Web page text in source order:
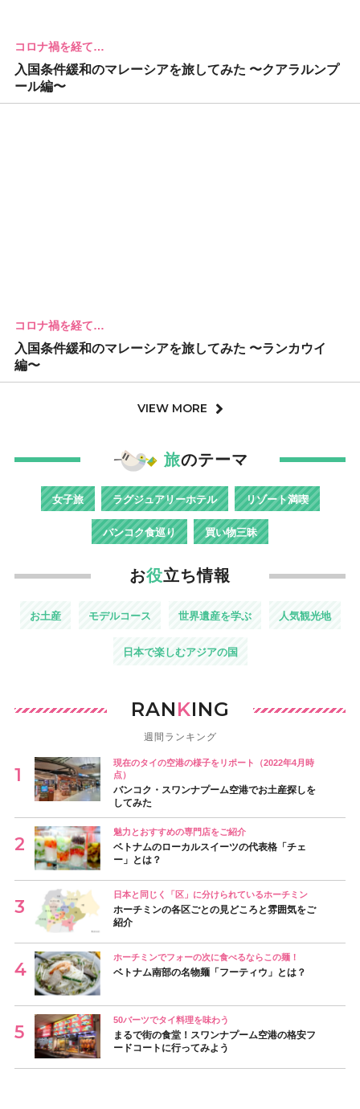
コロナ禍を経て…
入国条件緩和のマレーシアを旅してみた 〜クアラルンプ
ール編〜
コロナ禍を経て…
入国条件緩和のマレーシアを旅してみた 〜ランカウイ
編〜
VIEW MORE
旅のテーマ
女子旅 ラグジュアリーホテル リゾート満喫
バンコク食巡り 買い物三昧
お役立ち情報
お土産 モデルコース 世界遺産を学ぶ 人気観光地
日本で楽しむアジアの国
RANKING
週間ランキング
現在のタイの空港の様子をリポート（2022年4月時
点）
バンコク・スワンナプーム空港でお土産探しを
してみた
魅力とおすすめの専門店をご紹介
ベトナムのローカルスイーツの代表格「チェ
ー」とは？
日本と同じく「区」に分けられているホーチミン
ホーチミンの各区ごとの見どころと雰囲気をご
紹介
ホーチミンでフォーの次に食べるならこの麺！
ベトナム南部の名物麺「フーティウ」とは？
50バーツでタイ料理を味わう
まるで街の食堂！スワンナプーム空港の格安フ
ードコートに行ってみよう